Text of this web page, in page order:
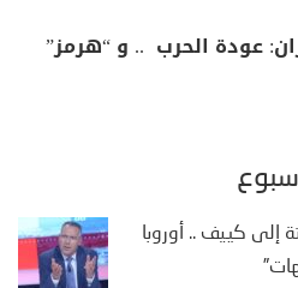
عودة الحرب .. و “هرمز”
إلى كييف .. أوروبا